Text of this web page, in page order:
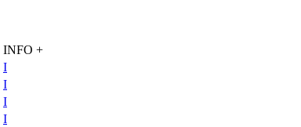
INFO +
I
I
I
I